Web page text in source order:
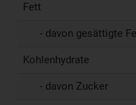
Fett
- davon gesättigte
Kohlenhydrate
- davon Zucker